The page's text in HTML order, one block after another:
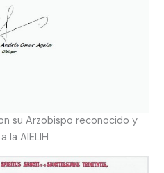
su Arzobispo reconocido y
la AIELIH